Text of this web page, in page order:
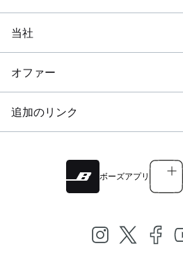
当社
オファー
追加のリンク
ボーズアプリ